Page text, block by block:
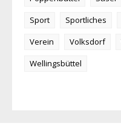
Sport
Sportliches
Verein
Volksdorf
Wellingsbüttel